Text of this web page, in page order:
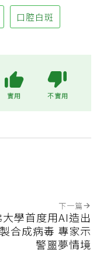
口腔白斑
實用 不實用
下一篇
大學首度用AI造出
合成病毒 專家示
警噩夢情境